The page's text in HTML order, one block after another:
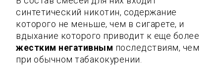
синтетический никотин, содержание
которого не меньше, чем в сигарете, и
вдыхание которого приводит к еще более
жестким негативным последствиям, чем
при обычном табакокурении.